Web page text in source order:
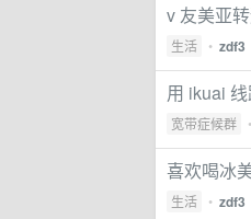
v 友美亚
生活 • zdf3
用 ikuai
宽带症候群 •
喜欢喝冰
生活 • zdf3